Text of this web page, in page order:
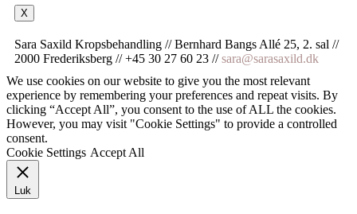
X
Sara Saxild Kropsbehandling // Bernhard Bangs Allé 25, 2. sal //
2000 Frederiksberg // +45 30 27 60 23 //sara@sarasaxild.dk
We use cookies on our website to give you the most relevant
experience by remembering your preferences and repeat visits. By
clicking “Accept All”, you consent to the use of ALL the cookies.
However, you may visit "Cookie Settings" to provide a controlled
consent.
Cookie Settings Accept All
Luk